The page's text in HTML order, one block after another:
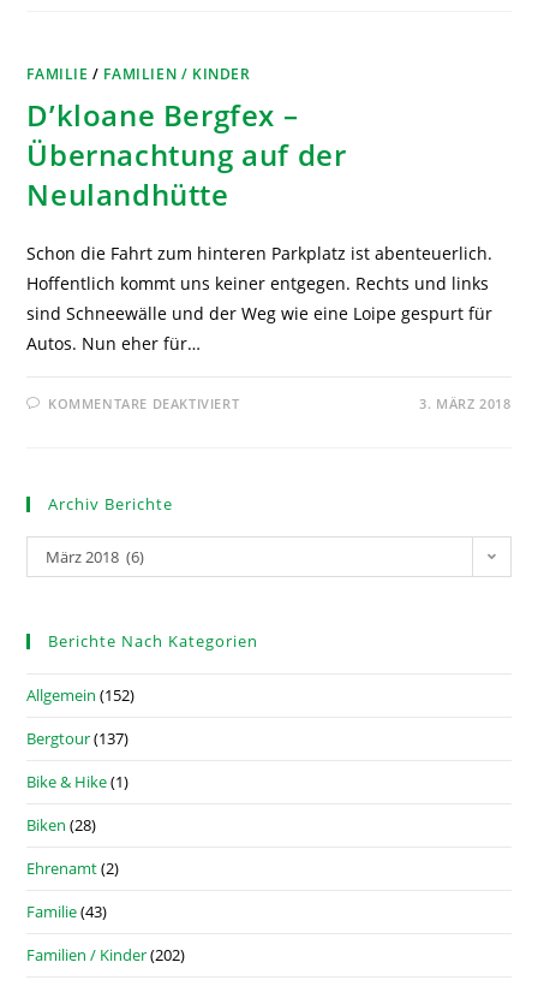
FAMILIE / FAMILIEN / KINDER
D’kloane Bergfex –
Übernachtung auf der
Neulandhütte
Schon die Fahrt zum hinteren Parkplatz ist abenteuerlich.
Hoffentlich kommt uns keiner entgegen. Rechts und links
sind Schneewälle und der Weg wie eine Loipe gespurt für
Autos. Nun eher für…
KOMMENTARE DEAKTIVIERT 3. MÄRZ 2018
Archiv Berichte
März 2018 (6)
Berichte Nach Kategorien
Allgemein (152)
Bergtour(137)
Bike & Hike(1)
Biken (28)
Ehrenamt(2)
Familie(43)
Familien / Kinder(202)